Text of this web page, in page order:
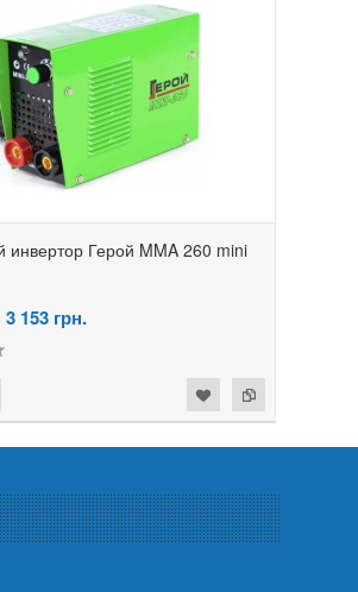
инвертор Герой MMA 260 mini
3 153 грн.